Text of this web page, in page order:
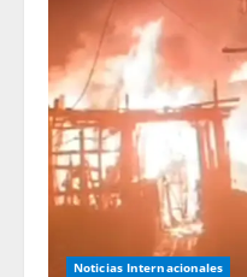
Noticias Internacionales